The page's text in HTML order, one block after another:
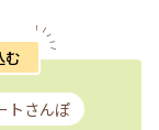
む
トさんぽ